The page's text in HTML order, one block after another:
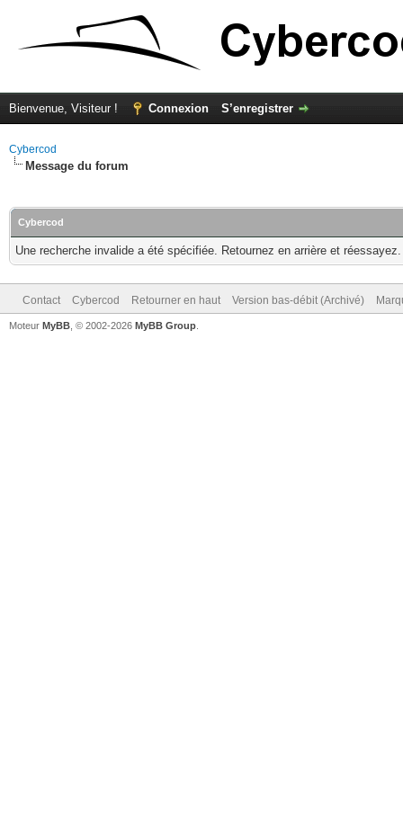
Bienvenue, Visiteur ! Connexion S’enregistrer
Cybercod
Message du forum
Cybercod
Une recherche invalide a été spécifiée. Retournez en arrière et réessayez.
Contact Cybercod Retourner en haut Version bas-débit (Archivé)
Moteur MyBB , © 2002-2026 MyBB Group